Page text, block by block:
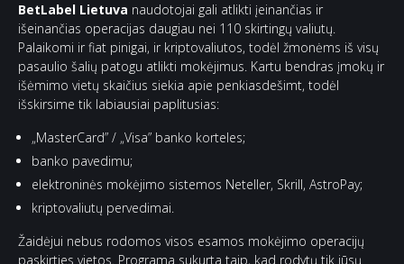
BetLabel Lietuva naudotojai gali atlikti įeinančias ir
išeinančias operacijas daugiau nei 110 skirtingų valiutų.
Palaikomi ir fiat pinigai, ir kriptovaliutos, todėl žmonėms iš visų
pasaulio šalių patogu atlikti mokėjimus. Kartu bendras įmokų ir
išėmimo vietų skaičius siekia apie penkiasdešimt, todėl
išskirsime tik labiausiai paplitusias:
„MasterCard” / „Visa” banko korteles;
banko pavedimu;
elektroninės mokėjimo sistemos Neteller, Skrill, AstroPay;
kriptovaliutų pervedimai.
Žaidėjui nebus rodomos visos esamos mokėjimo operacijų
paskirties vietos. Programa sukurta taip, kad rodytų tik jūsų